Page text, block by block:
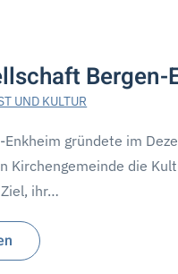
Bergen-
UND KULTUR
Enkheim gründete im
Kirchengemeinde die
ihr…